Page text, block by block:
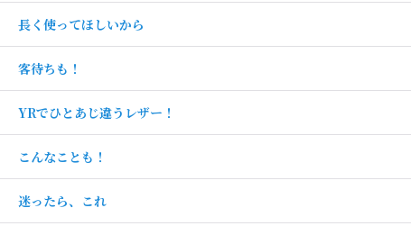
長く使ってほしいから
客待ちも！
YRでひとあじ違うレザー！
こんなことも！
迷ったら、これ